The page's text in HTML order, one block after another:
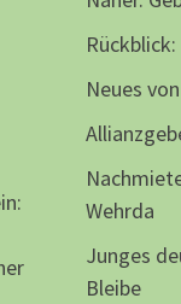
Neues
Wehrda
Junges
Bleibe